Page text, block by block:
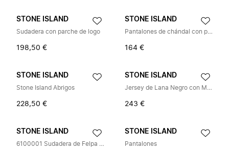
STONE ISLAND
Sudadera con parche de logo
198,50 €
STONE ISLAND
Pantalones de chándal con parche de brújula
164 €
STONE ISLAND
Stone Island Abrigos
228,50 €
STONE ISLAND
Jersey de Lana Negro con Media Cremallera
243 €
STONE ISLAND
6100001 Sudadera de Felpa de Algodón
STONE ISLAND
Pantalones